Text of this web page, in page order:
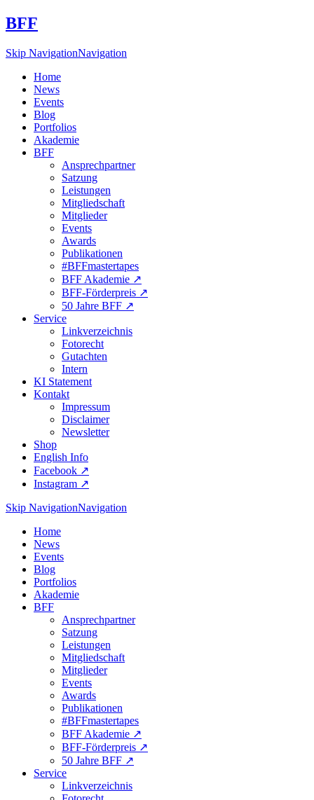
BFF
Skip NavigationNavigation
Home
News
Events
Blog
Portfolios
Akademie
BFF
Ansprechpartner
Satzung
Leistungen
Mitgliedschaft
Mitglieder
Events
Awards
Publikationen
#BFFmastertapes
BFF Akademie ↗︎
BFF-Förderpreis ↗︎
50 Jahre BFF ↗︎
Service
Linkverzeichnis
Fotorecht
Gutachten
Intern
KI Statement
Kontakt
Impressum
Disclaimer
Newsletter
Shop
English Info
Facebook ↗︎
Instagram ↗︎
Skip NavigationNavigation
Home
News
Events
Blog
Portfolios
Akademie
BFF
Ansprechpartner
Satzung
Leistungen
Mitgliedschaft
Mitglieder
Events
Awards
Publikationen
#BFFmastertapes
BFF Akademie ↗︎
BFF-Förderpreis ↗︎
50 Jahre BFF ↗︎
Service
Linkverzeichnis